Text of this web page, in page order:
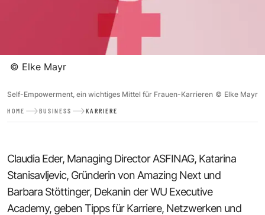
© Elke Mayr
Self-Empowerment, ein wichtiges Mittel für Frauen-Karrieren © Elke Mayr
HOME BUSINESS KARRIERE
Claudia Eder, Managing Director ASFINAG, Katarina
Stanisavljevic, Gründerin von Amazing Next und
Barbara Stöttinger, Dekanin der WU Executive
Academy, geben Tipps für Karriere, Netzwerken und